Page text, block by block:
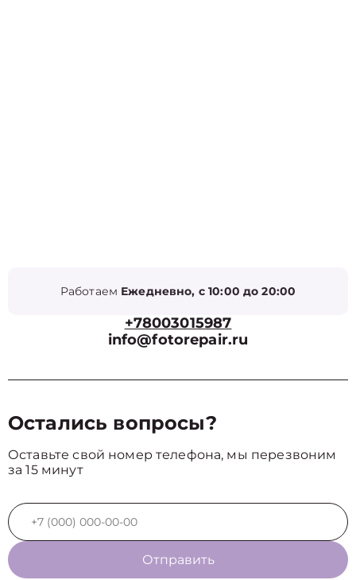
Работаем Ежедневно, с 10:00 до 20:00
+78003015987
info@fotorepair.ru
Остались вопросы?
Оставьте свой номер телефона, мы перезвоним
за 15 минут
Отправить